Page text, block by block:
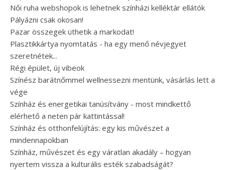
Női ruha webshopok is lehetnek színházi kelléktár ellátók
Pályázni csak okosan!
Pazar összegek üthetik a markodat!
Plasztikkártya nyomtatás - ha egy menő névjegyet
szeretnétek...
Régi épület, új vibeok
Színész barátnőmmel wellnessezni mentünk, vásárlás lett a
vége
Színház és energetikai tanúsítvány - most mindkettő
elérhető a neten pár kattintással!
Színház és otthonfelújítás: egy kis művészet a
mindennapokban
Színház, művészet és egy váratlan akadály – hogyan
nyertem vissza a kulturális esték szabadságát?